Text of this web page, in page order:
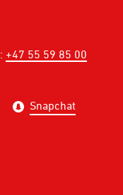
: +47 55 59 85 00
Snapchat